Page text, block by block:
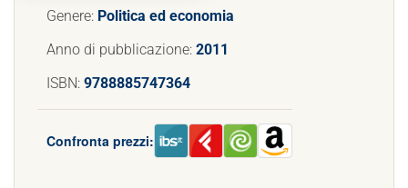
Genere: Politica ed economia
Anno di pubblicazione: 2011
ISBN: 9788885747364
Confronta prezzi: